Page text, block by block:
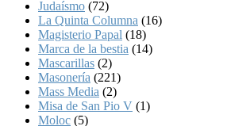
Judaísmo (72)
La Quinta Columna (16)
Magisterio Papal (18)
Marca de la bestia (14)
Mascarillas (2)
Masonería (221)
Mass Media (2)
Misa de San Pio V (1)
Moloc (5)